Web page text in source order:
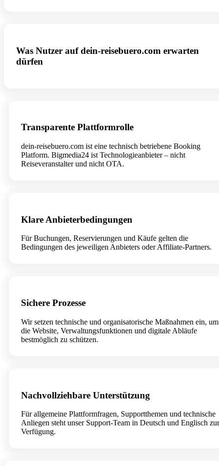
Was Nutzer auf dein-reisebuero.com erwarten
dürfen
Transparente Plattformrolle
dein-reisebuero.com ist eine technisch betriebene Booking
Platform. Bigmedia24 ist Technologieanbieter – nicht
Reiseveranstalter und nicht OTA.
Klare Anbieterbedingungen
Für Buchungen, Reservierungen und Käufe gelten die
Bedingungen des jeweiligen Anbieters oder Affiliate-Partners.
Sichere Prozesse
Wir setzen technische und organisatorische Maßnahmen ein, um
die Website, Verwaltungsfunktionen und digitale Abläufe
bestmöglich zu schützen.
Nachvollziehbare Unterstützung
Für allgemeine Plattformfragen, Supportthemen und technische
Anliegen steht unser Support-Team in Deutsch und Englisch zur
Verfügung.